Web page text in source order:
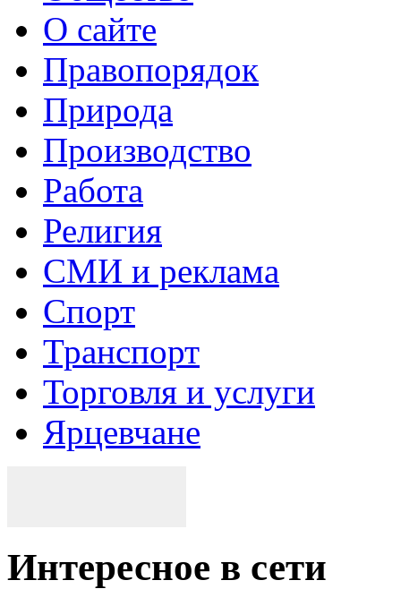
О сайте
Правопорядок
Природа
Производство
Работа
Религия
СМИ и реклама
Спорт
Транспорт
Торговля и услуги
Ярцевчане
Интересное в сети